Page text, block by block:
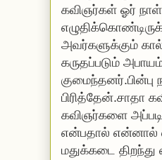
கவிஞர்கள் ஓர்
அவர்களுக்கும்
கருதப்படும்
பிரித்தேன்.சாதா
கவிஞர்களை
என்பதால் என்னால்
மதுக்கடை